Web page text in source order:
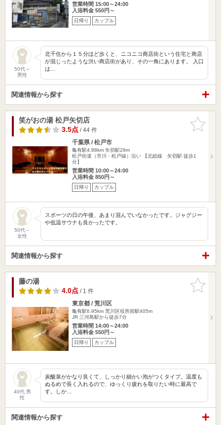
営業時間 15:00～24:00
入浴料金 550円～
日帰り カップル
50代～
男性
北千住から１５分ほど歩くと、ニコニコ商店街という住宅と商店
が混じったような渋い商店街があり、その一角にあります。 入口
は…
関連情報から探す
お気に入
りに追加
笑がおの湯 松戸矢切店
3.5点/ 44 件
千葉県 / 松戸市
亀有駅4.88km 矢切駅29m
松戸街道（市川・松戸線）沿い 【北総線 矢切駅 徒歩1
分】
営業時間 10:00～24:00
入浴料金 850円～
日帰り カップル
50代～
女性
スポーツの日の午後、あまり混んでいなかったです。ジャグジー
や低温サウナも良かったです。
関連情報から探す
お気に入
りに追加
藤の湯
4.0点/ 1 件
東京都 / 荒川区
亀有駅6.95km 荒川区役所前駅405m
JR 三河島駅から徒歩7分
営業時間 14:00～24:00
入浴料金 550円～
日帰り カップル
40代 男
性
炭酸泉がかなり良くて、しっかり細かい泡がつくタイプ。温度も
ぬるめで長く入れるので、ゆっくり疲れを取りたい時に最高で
す。しか…
関連情報から探す